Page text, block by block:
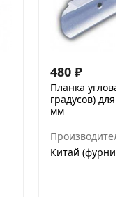
480 ₽
Планка угловая
градусов) для
мм
Производитель
Китай